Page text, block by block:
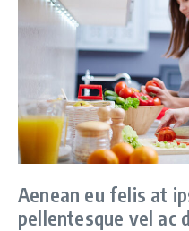
Aenean eu felis at
pellentesque vel ac